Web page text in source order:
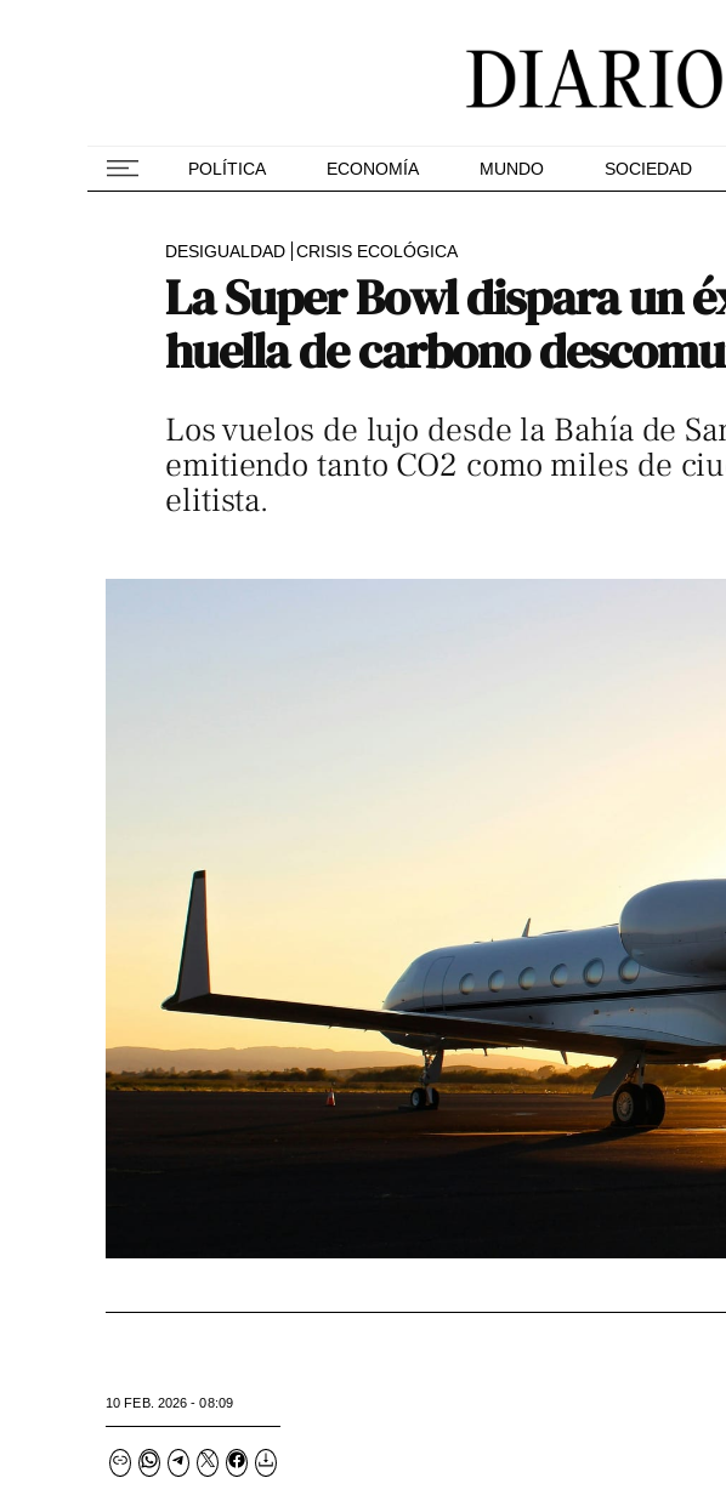
POLÍTICA ECONOMÍA MUNDO SOCIEDAD
DESIGUALDAD CRISIS ECOLÓGICA
La Super Bowl dispara un
huella de carbono
Los vuelos de lujo desde la Bahía de
emitiendo tanto CO2 como miles de
elitista.
10 FEB. 2026 - 08:09